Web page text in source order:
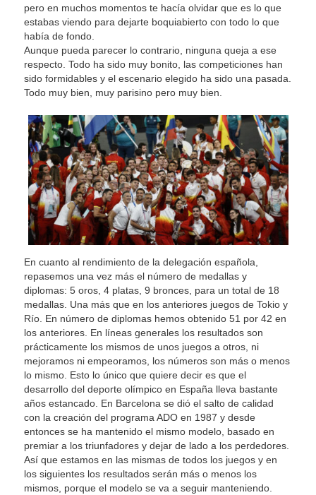
pero en muchos momentos te hacía olvidar que es lo que
estabas viendo para dejarte boquiabierto con todo lo que
había de fondo.
Aunque pueda parecer lo contrario, ninguna queja a ese
respecto. Todo ha sido muy bonito, las competiciones han
sido formidables y el escenario elegido ha sido una pasada.
Todo muy bien, muy parisino pero muy bien.
En cuanto al rendimiento de la delegación española,
repasemos una vez más el número de medallas y
diplomas: 5 oros, 4 platas, 9 bronces, para un total de 18
medallas. Una más que en los anteriores juegos de Tokio y
Río. En número de diplomas hemos obtenido 51 por 42 en
los anteriores. En líneas generales los resultados son
prácticamente los mismos de unos juegos a otros, ni
mejoramos ni empeoramos, los números son más o menos
lo mismo. Esto lo único que quiere decir es que el
desarrollo del deporte olímpico en España lleva bastante
años estancado. En Barcelona se dió el salto de calidad
con la creación del programa ADO en 1987 y desde
entonces se ha mantenido el mismo modelo, basado en
premiar a los triunfadores y dejar de lado a los perdedores.
Así que estamos en las mismas de todos los juegos y en
los siguientes los resultados serán más o menos los
mismos, porque el modelo se va a seguir manteniendo.